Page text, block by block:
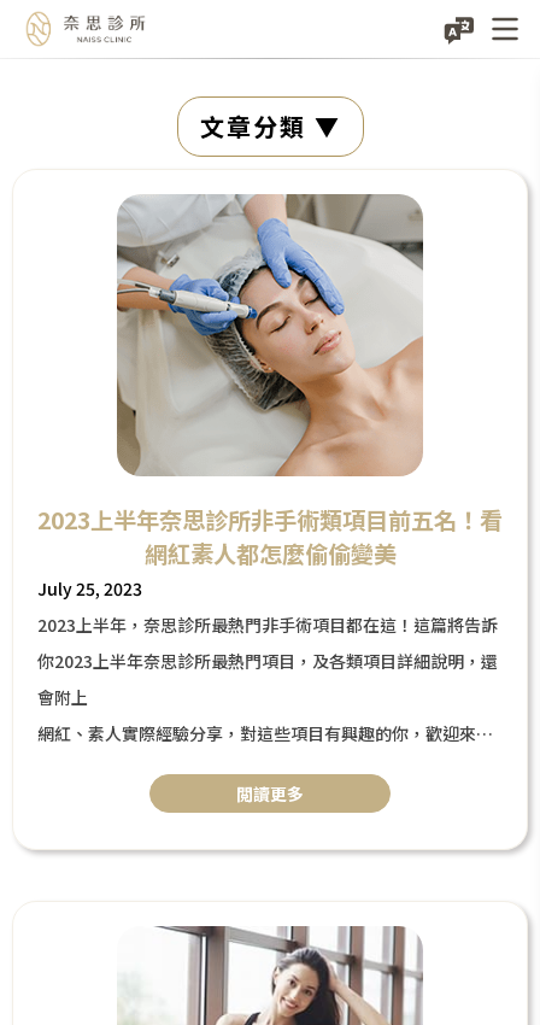
文章分類
2023上半年奈思診所非手術類項目前五名！看
網紅素人都怎麼偷偷變美
July 25, 2023
2023上半年，奈思診所最熱門非手術項目都在這！這篇將告訴
你2023上半年奈思診所最熱門項目，及各類項目詳細說明，還
會附上
網紅、素人實際經驗分享，對這些項目有興趣的你，歡迎來奈
思診所諮詢，諮詢是不收費的喔！
閲讀更多